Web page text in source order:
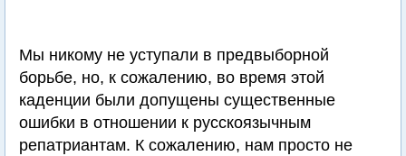
Мы никому не уступали в предвыборной
борьбе, но, к сожалению, во время этой
каденции были допущены существенные
ошибки в отношении к русскоязычным
репатриантам. К сожалению, нам просто не